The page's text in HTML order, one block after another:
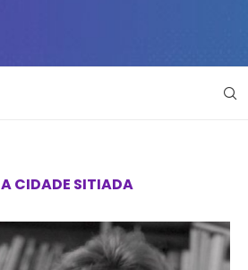
A CIDADE SITIADA